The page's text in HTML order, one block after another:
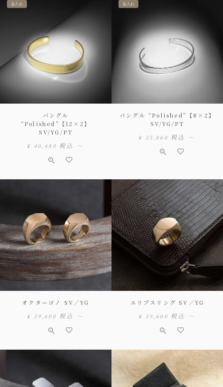
名入れ
バングル
“Polished”【12×2】
SV/YG/PT
¥ 40,480 税込 〜
名入れ
バングル “Polished”【8×2】
SV/YG/PT
¥ 35,860 税込 〜
オクターゴノ SV／YG
¥ 39,600 税込 〜
エリプスリング SV／YG
¥ 39,600 税込 〜